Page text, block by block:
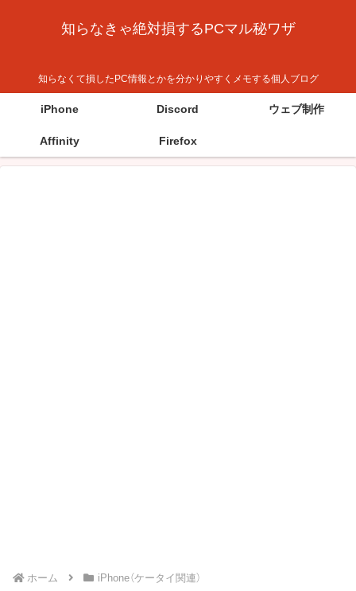
知らなきゃ絶対損するPCマル秘ワザ
知らなくて損したPC情報とかを分かりやすくメモする個人ブログ
iPhone Discord ウェブ制作
Affinity Firefox
ホーム iPhone（ケータイ関連）